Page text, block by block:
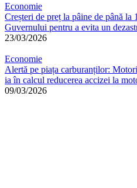
Economie
Creșteri de preț la pâine de până
Guvernului pentru a evita un
23/03/2026
Economie
Alertă pe piața carburanților:
ia în calcul reducerea accizei la
09/03/2026